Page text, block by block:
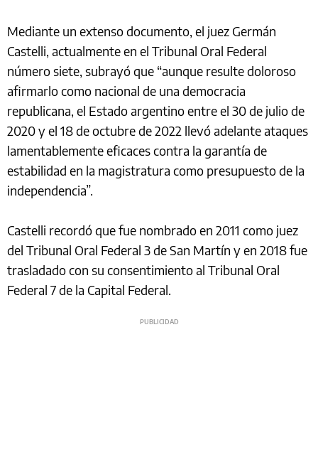
Mediante un extenso documento, el juez Germán
Castelli, actualmente en el Tribunal Oral Federal
número siete, subrayó que “aunque resulte doloroso
afirmarlo como nacional de una democracia
republicana, el Estado argentino entre el 30 de julio de
2020 y el 18 de octubre de 2022 llevó adelante ataques
lamentablemente eficaces contra la garantía de
estabilidad en la magistratura como presupuesto de la
independencia”.
Castelli recordó que fue nombrado en 2011 como juez
del Tribunal Oral Federal 3 de San Martín y en 2018 fue
trasladado con su consentimiento al Tribunal Oral
Federal 7 de la Capital Federal.